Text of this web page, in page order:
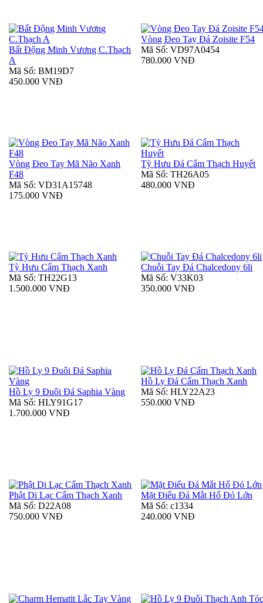
Bất Động Minh Vương C.Thạch
A
Mã Số: BM19D7
450.000 VNĐ
Vòng Đeo Tay Đá Zoisite F54
Mã Số: VD97A0454
780.000 VNĐ
Vòng Đeo Tay Mã Não Xanh
F48
Mã Số: VD31A15748
175.000 VNĐ
Tỳ Hưu Đá Cẩm Thạch Huyết
Mã Số: TH26A05
480.000 VNĐ
Tỳ Hưu Cẩm Thạch Xanh
Mã Số: TH22G13
1.500.000 VNĐ
Chuỗi Tay Đá Chalcedony 6li
Mã Số: V33K03
350.000 VNĐ
Hồ Ly 9 Đuôi Đá Saphia Vàng
Mã Số: HLY91G17
1.700.000 VNĐ
Hồ Ly Đá Cẩm Thạch Xanh
Mã Số: HLY22A23
550.000 VNĐ
Phật Di Lạc Cẩm Thạch Xanh
Mã Số: D22A08
750.000 VNĐ
Mặt Điếu Đá Mắt Hổ Đỏ Lớn
Mã Số: c1334
240.000 VNĐ